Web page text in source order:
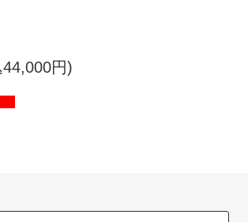
円)